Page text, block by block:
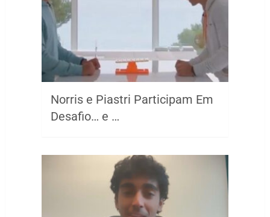
Norris e Piastri Participam Em
Desafio… e …